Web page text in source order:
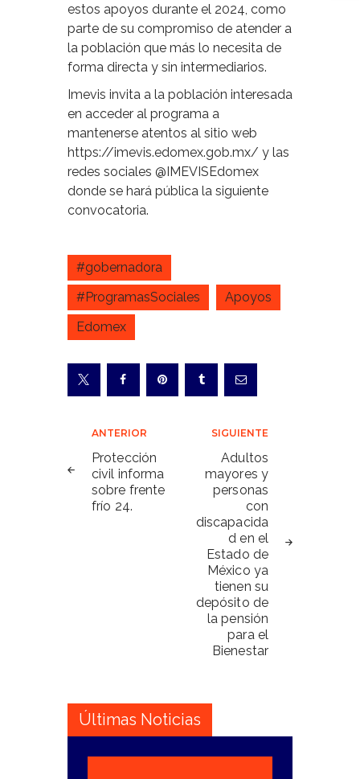
estos apoyos durante el 2024, como
parte de su compromiso de atender a
la población que más lo necesita de
forma directa y sin intermediarios.
Imevis invita a la población interesada
en acceder al programa a
mantenerse atentos al sitio web
https://imevis.edomex.gob.mx/ y las
redes sociales @IMEVISEdomex
donde se hará pública la siguiente
convocatoria.
#gobernadora
#ProgramasSociales
Apoyos
Edomex
Navegación
de
entradas
ANTERIOR
Protección
civil informa
sobre frente
frío 24.
SIGUIENTE
Adultos
mayores y
personas
con
discapacida
d en el
Estado de
México ya
tienen su
depósito de
la pensión
para el
Bienestar
Últimas Noticias